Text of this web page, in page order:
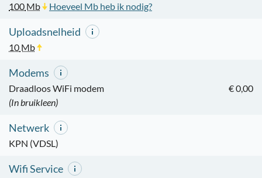
100 Mb Hoeveel Mb heb ik nodig?
Uploadsnelheid
10 Mb
Modems
Draadloos WiFi modem
€ 0,00
(In bruikleen)
Netwerk
KPN (VDSL)
Wifi Service